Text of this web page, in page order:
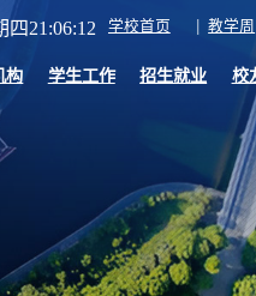
四21:06:13 学校首页 教学周
构 学生工作 招生就业 校